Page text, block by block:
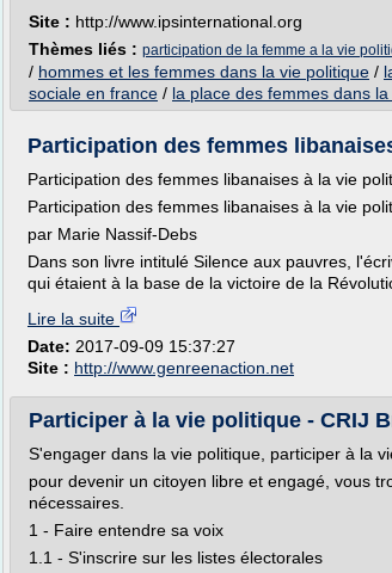
Site : http://www.ipsinternational.org
Thèmes liés : participation de la femme a la vie
/ hommes et les femmes dans la vie politique /
sociale en france / la place des femmes dans
Participation des femmes
Participation des femmes libanaises à la vie
Participation des femmes libanaises à la vie
par Marie Nassif-Debs
Dans son livre intitulé Silence aux pauvres,
qui étaient à la base de la victoire de la
Lire la suite
Date: 2017-09-09 15:37:27
Site : http://www.genreenaction.net
Participer à la vie politique - CRIJ
S'engager dans la vie politique, participer à la
pour devenir un citoyen libre et engagé, vous
nécessaires.
1 - Faire entendre sa voix
1.1 - S'inscrire sur les listes électorales